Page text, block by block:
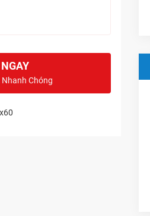
Nhanh Chóng